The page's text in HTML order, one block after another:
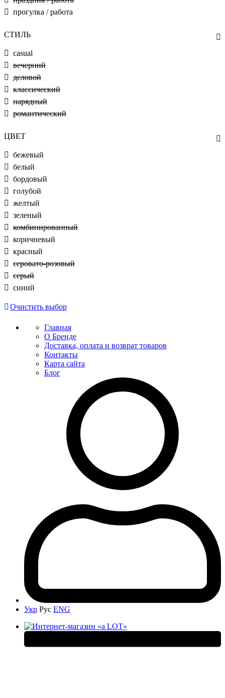
прогулка / работа
СТИЛЬ
casual
вечерний
деловой
классический
нарядный
романтический
ЦВЕТ
бежевый
белый
бордовый
голубой
желтый
зеленый
комбинированный
коричневый
красный
серовато-розовый
серый
синий
Очистить выбор
Главная
О Бренде
Доставка, оплата и возврат товаров
Контакты
Карта сайта
Блог
Укр Рус ENG